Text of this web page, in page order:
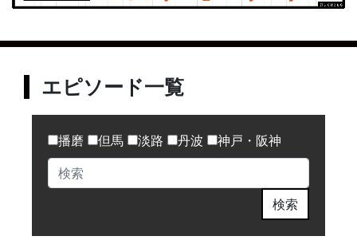
エピソード一覧
播磨 但馬 淡路 丹波 神戸・阪神
検索